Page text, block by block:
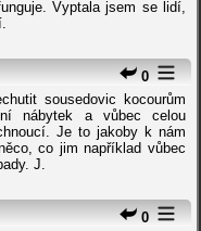
Vyptala jsem se lidí,
0
sousedovic kocourům
nábytek a vůbec celou
Je to jakoby k nám
co jim například vůbec
J.
0